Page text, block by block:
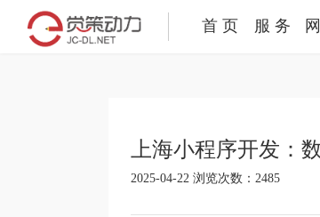
首 页
服 务
上海小程序开发：
2025-04-22 浏览次数：2485